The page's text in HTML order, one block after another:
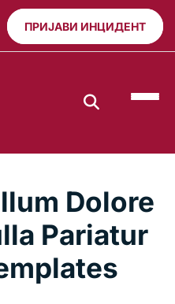
ПРИЈАВИ ИНЦИДЕНТ
Dolore
Pariatur